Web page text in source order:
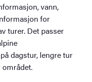
vann,
for
turer. Det passer
dagstur, lengre tur